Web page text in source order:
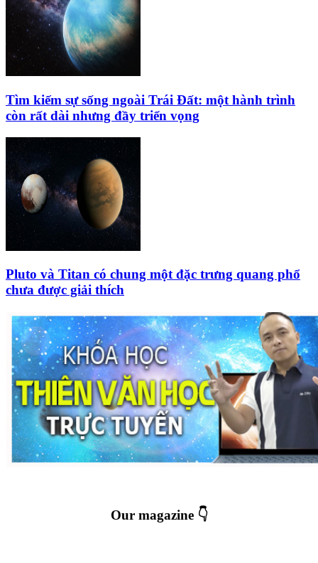
Tìm kiếm sự sống ngoài Trái Đất: một hành trình
còn rất dài nhưng đầy triển vọng
Pluto và Titan có chung một đặc trưng quang phổ
chưa được giải thích
Our magazine 👇